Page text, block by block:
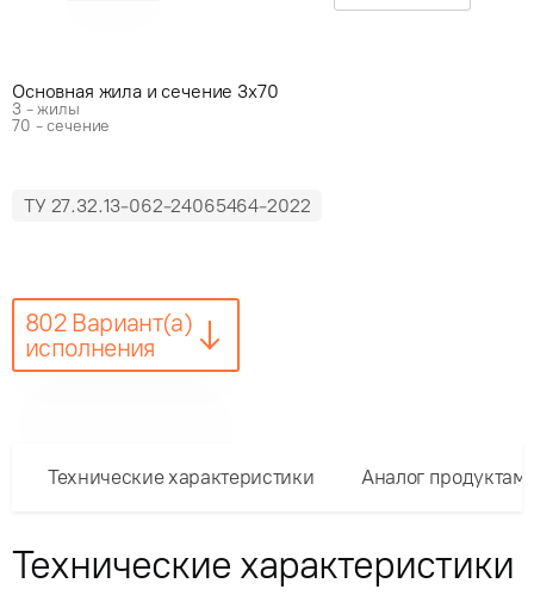
Основная жила и сечение 3x70
3 - жилы
70 - сечение
ТУ 27.32.13-062-24065464-2022
802 Вариант(а)
исполнения
Технические характеристики Аналог
Технические характеристики